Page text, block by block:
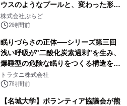
ウスのようなプールと、変わった形の
サウナも 「THE BOXY AWAJI」のお
得な素泊まり連泊プランで
株式会社ぷらど
2時間前
眠りづらさの正体──シリーズ第三回
浅い呼吸が"二酸化炭素過剰"を生み、
爆睡型の危険な眠りをつくる構造を解
説
トラタニ株式会社
7時間前
【名城大学】ボランティア協議会が熊